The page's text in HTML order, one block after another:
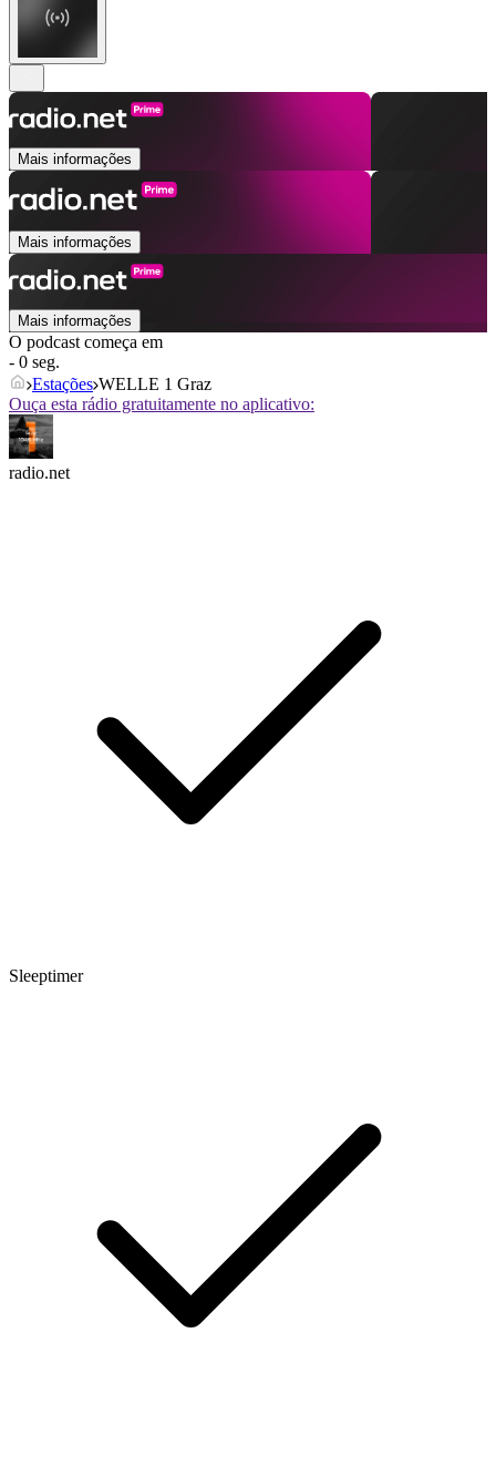
Mais informações
Mais informações
Mais informações
O podcast começa em
- 0 seg.
Estações WELLE 1 Graz
Ouça esta rádio gratuitamente no aplicativo:
radio.net
Sleeptimer